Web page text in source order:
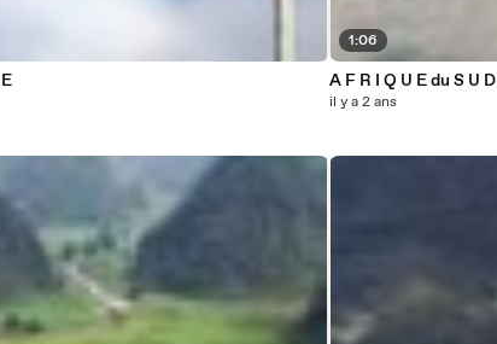
1:06
A F R I Q U E du S U D
il y a 2 ans